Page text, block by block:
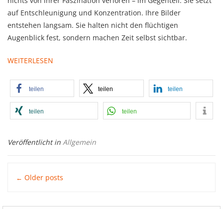
auf Entschleunigung und Konzentration. Ihre Bilder
entstehen langsam. Sie halten nicht den flüchtigen
Augenblick fest, sondern machen Zeit selbst sichtbar.
WEITERLESEN
teilen teilen teilen
teilen teilen
Veröffentlicht in Allgemein
Posts
← Older posts